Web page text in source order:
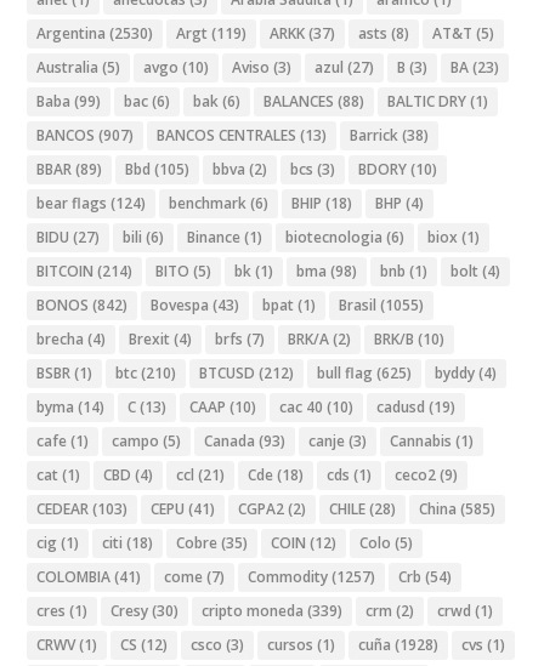
Argentina (2530) Argt (119) ARKK(37) asts (8) AT&T (5)
Australia (5) avgo (10) Aviso (3) azul (27) B (3) BA(23)
Baba (99) bac(6) bak(6) BALANCES (88) BALTIC DRY(1)
BANCOS (907) BANCOS CENTRALES (13) Barrick(38)
BBAR(89) Bbd (105) bbva (2) bcs (3) BDORY(10)
bear flags (124) benchmark(6) BHIP (18) BHP (4)
BIDU (27) bili (6) Binance (1) biotecnologia (6) biox (1)
BITCOIN (214) BITO (5) bk(1) bma (98) bnb (1) bolt (4)
BONOS (842) Bovespa (43) bpat (1) Brasil (1055)
brecha (4) Brexit (4) brfs (7) BRK/A(2) BRK/B (10)
BSBR(1) btc(210) BTCUSD (212) bull flag (625) byddy(4)
byma (14) C(13) CAAP (10) cac 40 (10) cadusd (19)
cafe (1) campo (5) Canada (93) canje (3) Cannabis (1)
cat (1) CBD (4) ccl (21) Cde (18) cds (1) ceco2(9)
CEDEAR(103) CEPU (41) CGPA2(2) CHILE(28) China (585)
cig (1) citi (18) Cobre (35) COIN (12) Colo (5)
COLOMBIA(41) come (7) Commodity(1257) Crb (54)
cres (1) Cresy(30) cripto moneda (339) crm (2) crwd (1)
CRWV(1) CS (12) csco (3) cursos (1) cuña (1928) cvs (1)